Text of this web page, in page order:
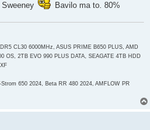
Bavilo ma to. 80%
CL30 6000MHz, ASUS PRIME B650 PLUS, AMD
OS, 2TB EVO 990 PLUS DATA, SEAGATE 4TB HDD
650 2024, Beta RR 480 2024, AMFLOW PR